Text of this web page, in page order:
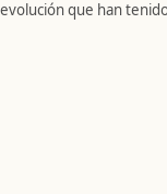
que han